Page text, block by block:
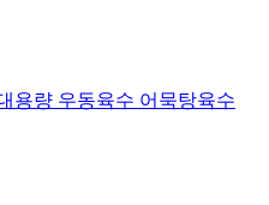
용량 우동육수 어묵탕육수